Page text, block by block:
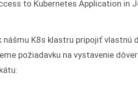
nášmu K8s klastru pripojiť vlastnú
požiadavku na vystavenie